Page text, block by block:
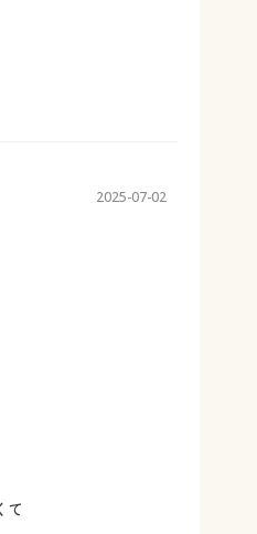
2025-07-02
て